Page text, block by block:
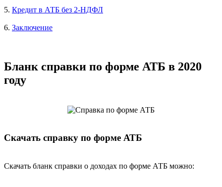
5. Кредит в АТБ без 2-НДФЛ
6. Заключение
Бланк справки по форме АТБ в 2020
году
Скачать справку по форме АТБ
Скачать бланк справки о доходах по форме АТБ можно: